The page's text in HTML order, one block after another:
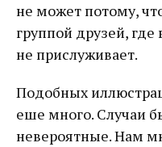
не может потому,
группой друзей,
не прислуживает.
Подобных
еше много. Случаи
невероятные. Нам